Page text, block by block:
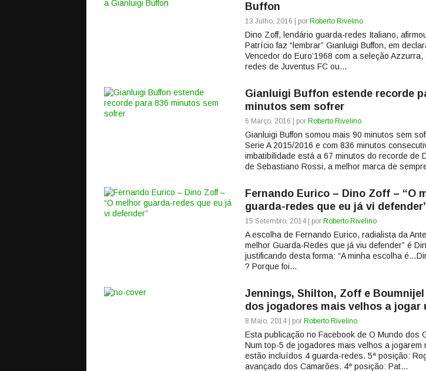
Buffon
13 Julho, 2016 | por Roberto Rivelino
Dino Zoff, lendário guarda-redes Italiano,
Patrício faz “lembrar” Gianluigi Buffon, em
Vencedor do Euro’1968 com a seleção
redes de Juventus FC ou...
Gianluigi Buffon estende recorde
minutos sem sofrer
6 Março, 2016 | por Roberto Rivelino
Gianluigi Buffon somou mais 90 minutos sem
Serie A 2015/2016 e com 836 minutos
imbatibilidade está a 67 minutos do recorde de
de Sebastiano Rossi, a melhor marca de
Fernando Eurico – Dino Zoff – “O
guarda-redes que eu já vi
15 Setembro, 2014 | por Roberto Rivelino
A escolha de Fernando Eurico, radialista da
melhor Guarda-Redes que já viu defender” é
justificando desta forma: “A minha escolha
? Porque foi...
Jennings, Shilton, Zoff e
dos jogadores mais velhos a jogar
8 Maio, 2014 | por Roberto Rivelino
Esta publicação no Facebook de O Mundo dos
Num top-5 de jogadores mais velhos a jogarem
estão incluídos 4 guarda-redes. 5ª posição:
avançado dos Camarões. 4ª posição: Pat...